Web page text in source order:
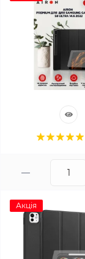
Акція